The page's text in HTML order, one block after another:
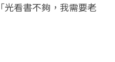
光看書不夠，我需要老